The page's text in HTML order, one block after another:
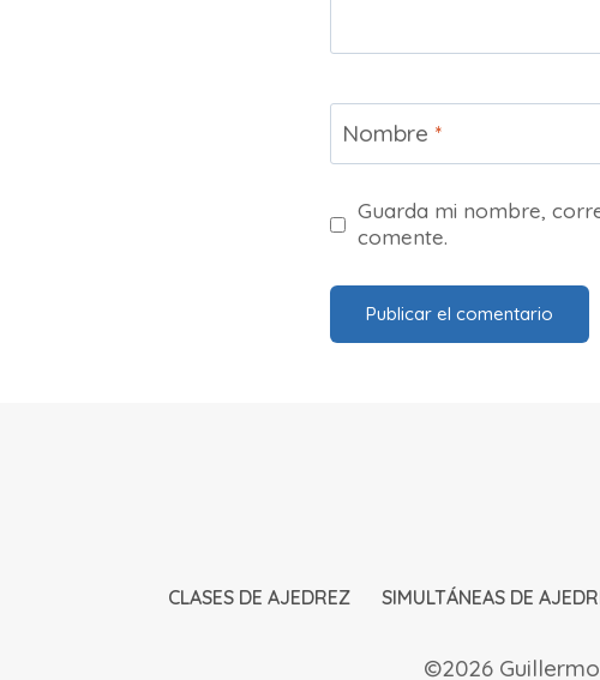
Nombre *
Guarda mi nombre,
comente.
CLASES DE AJEDREZ SIMULTÁNEAS DE
©2026